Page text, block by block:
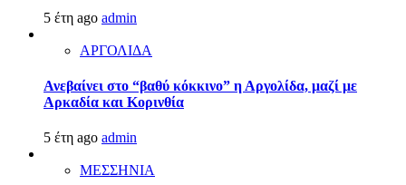
5 έτη ago admin
ΑΡΓΟΛΙΔΑ
Ανεβαίνει στο “βαθύ κόκκινο” η Αργολίδα, μαζί με
Αρκαδία και Κορινθία
5 έτη ago admin
ΜΕΣΣΗΝΙΑ